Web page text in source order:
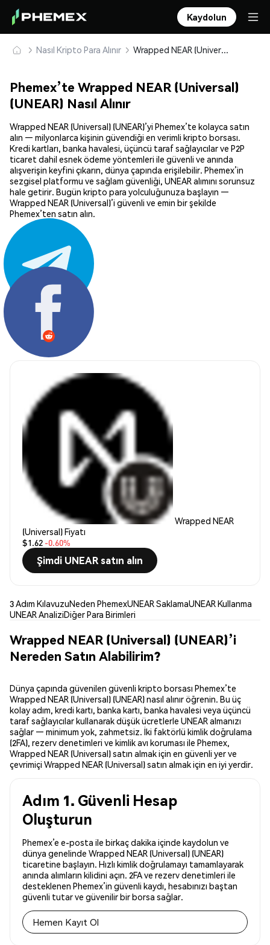
Kaydolun
Nasıl Kripto Para Alınır Wrapped NEAR (Universal) (UNEAR) Güvenle Satın Alın ve Saklayın
Phemex’te Wrapped NEAR (Universal)
(UNEAR) Nasıl Alınır
Wrapped NEAR (Universal) (UNEAR)’yi Phemex’te kolayca satın
alın — milyonlarca kişinin güvendiği en verimli kripto borsası.
Kredi kartları, banka havalesi, üçüncü taraf sağlayıcılar ve P2P
ticaret dahil esnek ödeme yöntemleri ile güvenli ve anında
alışverişin keyfini çıkarın, dünya çapında erişilebilir. Phemex’in
sezgisel platformu ve sağlam güvenliği, UNEAR alımını sorunsuz
hale getirir. Bugün kripto para yolculuğunuza başlayın —
Wrapped NEAR (Universal)’i güvenli ve emin bir şekilde
Phemex’ten satın alın.
Paylaş:
Wrapped NEAR
(Universal) Fiyatı
$1.62 -0.60%
Şimdi UNEAR satın alın
3 Adım KılavuzuNeden PhemexUNEAR SaklamaUNEAR Kullanma
UNEAR AnaliziDiğer Para Birimleri
Wrapped NEAR (Universal) (UNEAR)’i
Nereden Satın Alabilirim?
Dünya çapında güvenilen güvenli kripto borsası Phemex’te
Wrapped NEAR (Universal) (UNEAR) nasıl alınır öğrenin. Bu üç
kolay adım, kredi kartı, banka kartı, banka havalesi veya üçüncü
taraf sağlayıcılar kullanarak düşük ücretlerle UNEAR almanızı
sağlar — minimum yok, zahmetsiz. İki faktörlü kimlik doğrulama
(2FA), rezerv denetimleri ve kimlik avı koruması ile Phemex,
Wrapped NEAR (Universal) satın almak için en güvenli yer ve
çevrimiçi Wrapped NEAR (Universal) satın almak için en iyi yerdir.
Adım 1. Güvenli Hesap
Oluşturun
Phemex’e e-posta ile birkaç dakika içinde kaydolun ve
dünya genelinde Wrapped NEAR (Universal) (UNEAR)
ticaretine başlayın. Hızlı kimlik doğrulamayı tamamlayarak
anında alımların kilidini açın. 2FA ve rezerv denetimleri ile
desteklenen Phemex’in güvenli kaydı, hesabınızı baştan
güvenli tutar ve güvenilir bir borsa sağlar.
Hemen Kayıt Ol